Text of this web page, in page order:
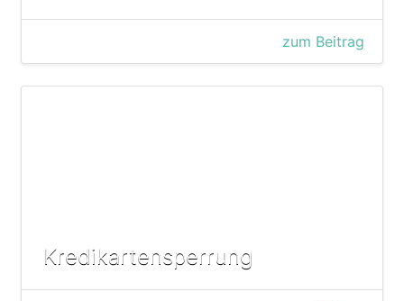
zum Beitrag
Kredikartensperrung